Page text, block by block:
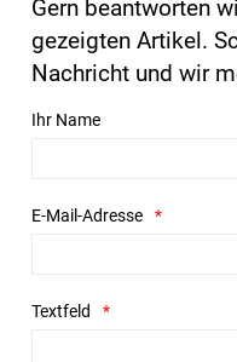
Gern beantworten
gezeigten Artikel.
Nachricht und wir
Ihr Name
E-Mail-Adresse
Textfeld